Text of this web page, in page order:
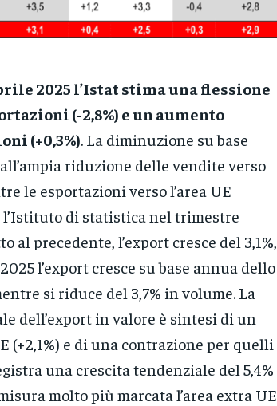
2025 l’Istat stima una flessione
(-2,8%) e un aumento
(+0,3%). La diminuzione su base
riduzione delle vendite verso
le esportazioni verso l’area UE
l’Istituto di statistica nel trimestre
al precedente, l’export cresce del 3,1%,
l’export cresce su base annua dello
si riduce del 3,7% in volume. La
dell’export in valore è sintesi di un
(+2,1%) e di una contrazione per quelli
una crescita tendenziale del 5,4%
molto più marcata l’area extra UE